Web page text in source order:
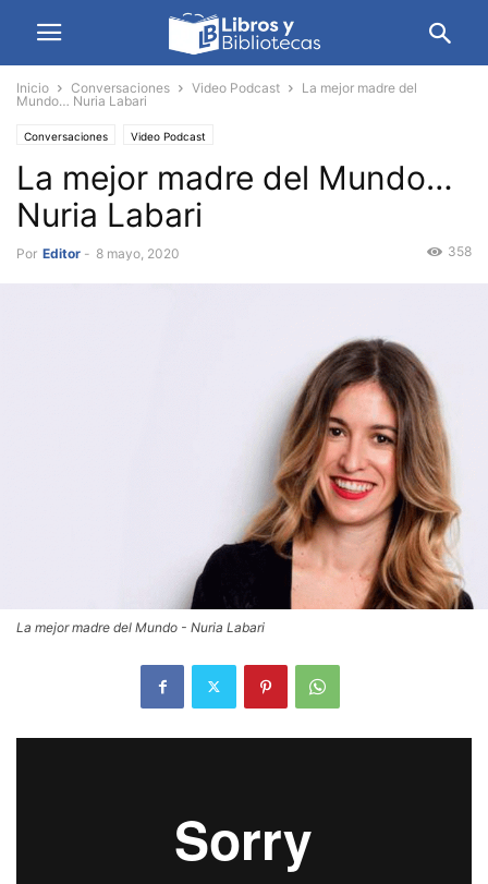
Inicio Conversaciones Video Podcast
La mejor madre del
Mundo… Nuria Labari
Conversaciones Video Podcast
La mejor madre del Mundo…
Nuria Labari
Por Editor - 8 mayo, 2020 358
La mejor madre del Mundo - Nuria Labari